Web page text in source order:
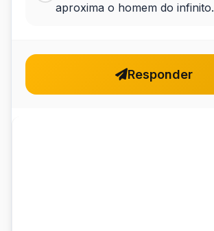
aproxima o homem do infinito.
Responder